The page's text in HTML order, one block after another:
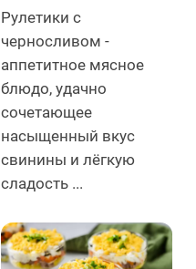
Рулетики с
черносливом -
аппетитное мясное
блюдо, удачно
сочетающее
насыщенный вкус
свинины и лёгкую
сладость ...